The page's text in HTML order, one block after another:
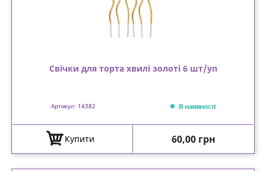
Свічки для торта хвилі золоті 6 шт/уп
Артикул: 14382 В наявності
Купити Ціна
60,00 грн